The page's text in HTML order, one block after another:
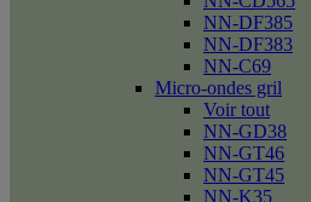
NN-DF385
NN-DF383
NN-C69
Micro-ondes gril
Voir tout
NN-GD38
NN-GT46
NN-GT45
NN-K35